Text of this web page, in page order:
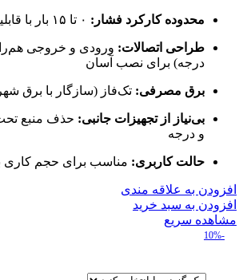
محدوده کارکرد فشار:
طراحی اتصالات:
درجه) برای نصب آسان
برق مصرفی: تک‌فاز (سازگار با برق
بی‌نیاز از تجهیزات جانبی: حذف منبع
و درجه
حالت کاربری: مناسب برای حجم کاری
افزودن به علاقه مندی
افزودن به سبد خرید
مشاهده سریع
-10%